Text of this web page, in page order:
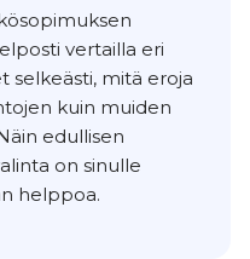
vertailla eri
selkeästi, mitä eroja
kuin muiden
edullisen
on sinulle
helppoa.